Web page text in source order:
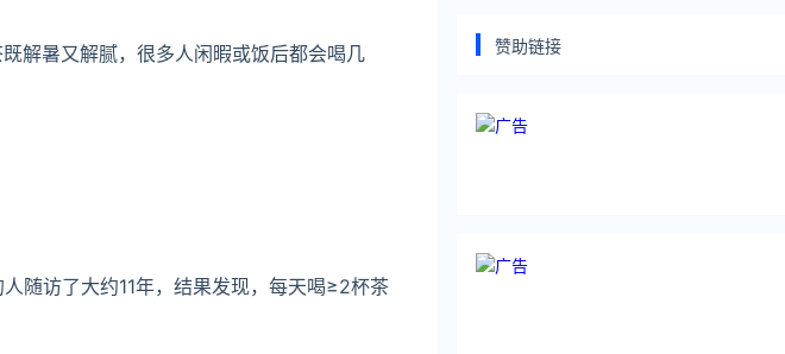
解暑又解腻，很多人闲暇或饭后都会喝几
随访了大约11年，结果发现，每天喝≥2杯茶
赞助链接